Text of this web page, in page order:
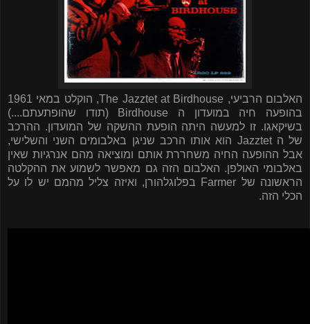
האלבום הרביעי, The Jazztet at Birdhouse
, הוקלט במאי 1961
בהופעה חיה במועדון ה Birdhouse (תודו שהופתעתם....)
בשיקאגו. זו למעשה היתה הופעת ההשקה של המועדון. ההרכב
של הJazztet הוא אותו הרכב שניגן באלבומים השני והשלישי,
אבל ההופעה החיה משחררת אותם ומוציאה מהם אנרגיות שאין
באלבומי האולפן. האלבום הזה גם מאפשר לשמוע את ההקלטה
הראשונה של Farmer בפלוגלהורן, ואיזה צליל מהמם יש לו על
הכלי הזה.